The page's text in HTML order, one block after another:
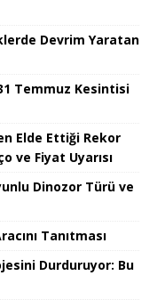
Devrim Yaratan
Temmuz Kesintisi
Elde Ettiği Rekor
ve Fiyat Uyarısı
Dinozor Türü ve
Tanıtması
Durduruyor: Bu